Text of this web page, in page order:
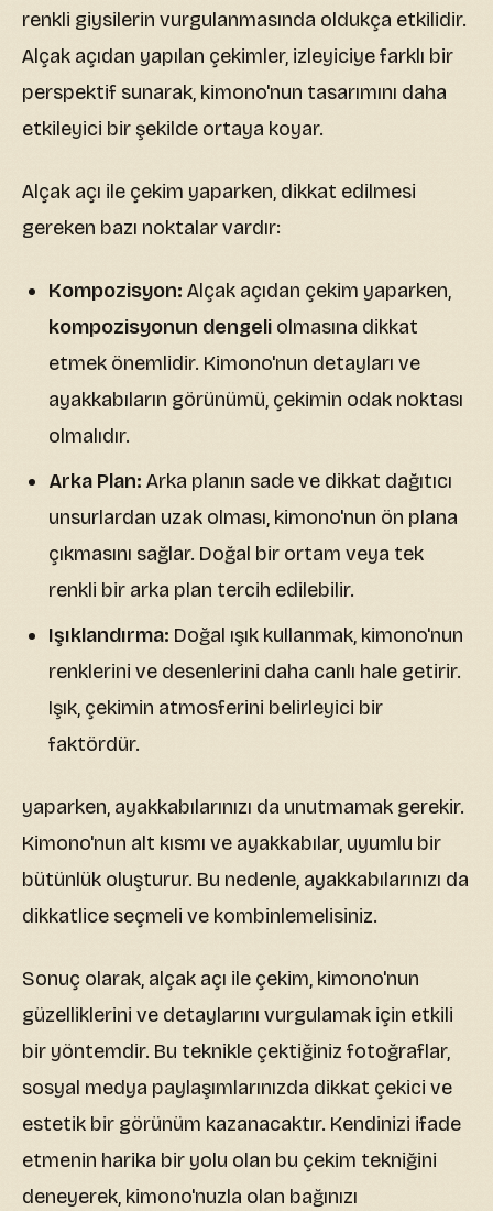
renkli giysilerin vurgulanmasında oldukça etkilidir.
Alçak açıdan yapılan çekimler, izleyiciye farklı bir
perspektif sunarak, kimono'nun tasarımını daha
etkileyici bir şekilde ortaya koyar.
Alçak açı ile çekim yaparken, dikkat edilmesi
gereken bazı noktalar vardır:
Kompozisyon: Alçak açıdan çekim yaparken,
kompozisyonun dengeli olmasına dikkat
etmek önemlidir. Kimono'nun detayları ve
ayakkabıların görünümü, çekimin odak noktası
olmalıdır.
Arka Plan: Arka planın sade ve dikkat dağıtıcı
unsurlardan uzak olması, kimono'nun ön plana
çıkmasını sağlar. Doğal bir ortam veya tek
renkli bir arka plan tercih edilebilir.
Işıklandırma: Doğal ışık kullanmak, kimono'nun
renklerini ve desenlerini daha canlı hale getirir.
Işık, çekimin atmosferini belirleyici bir
faktördür.
yaparken, ayakkabılarınızı da unutmamak gerekir.
Kimono'nun alt kısmı ve ayakkabılar, uyumlu bir
bütünlük oluşturur. Bu nedenle, ayakkabılarınızı da
dikkatlice seçmeli ve kombinlemelisiniz.
Sonuç olarak, alçak açı ile çekim, kimono'nun
güzelliklerini ve detaylarını vurgulamak için etkili
bir yöntemdir. Bu teknikle çektiğiniz fotoğraflar,
sosyal medya paylaşımlarınızda dikkat çekici ve
estetik bir görünüm kazanacaktır. Kendinizi ifade
etmenin harika bir yolu olan bu çekim tekniğini
deneyerek, kimono'nuzla olan bağınızı